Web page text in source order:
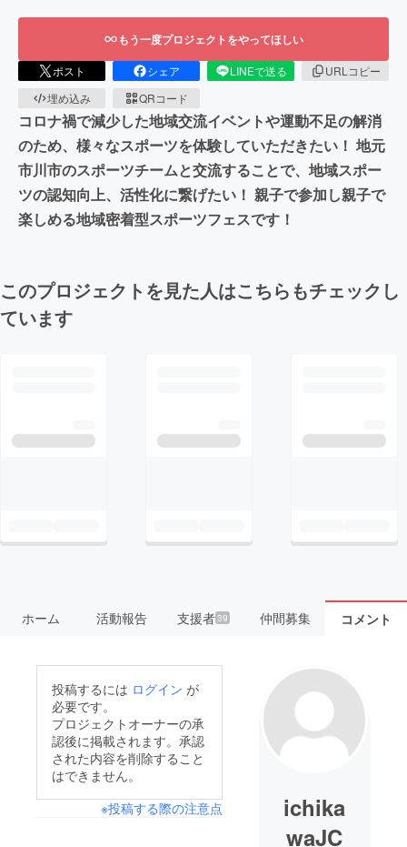
もう一度プロジェクトをやってほしい
ポスト シェア LINEで送る
URLコピー
埋め込み
QRコード
コロナ禍で減少した地域交流イベントや運動不足の解消
のため、様々なスポーツを体験していただきたい！ 地元
市川市のスポーツチームと交流することで、地域スポー
ツの認知向上、活性化に繋げたい！ 親子で参加し親子で
楽しめる地域密着型スポーツフェスです！
このプロジェクトを見た人はこちらもチェックし
ています
ホーム 活動報告 支援者39 仲間募集 コメント
投稿するには ログイン が
必要です。
プロジェクトオーナーの承
認後に掲載されます。承認
された内容を削除すること
はできません。
※投稿する際の注意点
ichika
waJC